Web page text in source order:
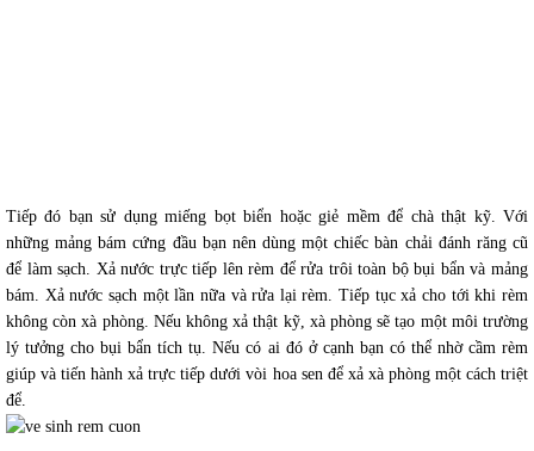
Tiếp đó bạn sử dụng miếng bọt biển hoặc giẻ mềm để chà thật kỹ. Với
những mảng bám cứng đầu bạn nên dùng một chiếc bàn chải đánh răng cũ
để làm sạch. Xả nước trực tiếp lên rèm để rửa trôi toàn bộ bụi bẩn và mảng
bám. Xả nước sạch một lần nữa và rửa lại rèm. Tiếp tục xả cho tới khi rèm
không còn xà phòng. Nếu không xả thật kỹ, xà phòng sẽ tạo một môi trường
lý tưởng cho bụi bẩn tích tụ. Nếu có ai đó ở cạnh bạn có thể nhờ cầm rèm
giúp và tiến hành xả trực tiếp dưới vòi hoa sen để xả xà phòng một cách triệt
để.